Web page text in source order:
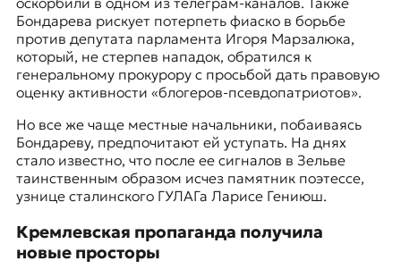
Бондарева рискует потерпеть фиаско в борьбе
против депутата парламента Игоря Марзалюка,
который, не стерпев нападок, обратился к
генеральному прокурору с просьбой дать правовую
оценку активности «блогеров-псевдопатриотов».
Но все же чаще местные начальники, побаиваясь
Бондареву, предпочитают ей уступать. На днях
стало известно, что после ее сигналов в Зельве
таинственным образом исчез памятник поэтессе,
узнице сталинского ГУЛАГа Ларисе Гениюш.
Кремлевская пропаганда получила
новые просторы